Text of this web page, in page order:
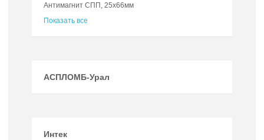
Антимагнит СПП, 25х66мм
Показать все
АСПЛОМБ-Урал
Интек